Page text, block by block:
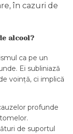
în cazuri de
alcool?
ca pe un
Ei subliniază
voință, ci implică
profunde
de suportul